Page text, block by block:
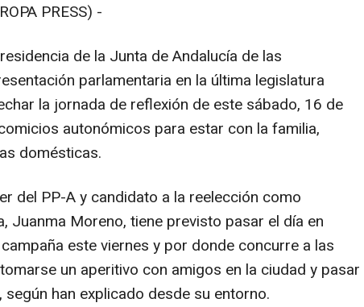
PRESS) -
de la Junta de Andalucía de las
parlamentaria en la última legislatura
la jornada de reflexión de este sábado, 16 de
autonómicos para estar con la familia,
domésticas.
del PP-A y candidato a la reelección como
Juanma Moreno, tiene previsto pasar el día en
este viernes y por donde concurre a las
un aperitivo con amigos en la ciudad y pasar
han explicado desde su entorno.